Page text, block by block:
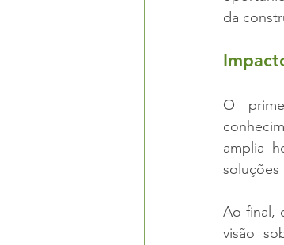
da
O
amplia
soluções
Ao final,
visão